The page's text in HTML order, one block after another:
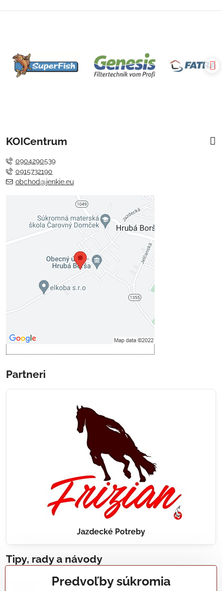
KOICentrum
0904290539
0915732190
obchod@jenkie.eu
Externý obsah je blokovaný
Voľbami súkromia
Prajete si načítať externý obsah?
Povoliť tentokrát
Povoliť a zapamätať - súhlas s
Partneri
Jazdecké Potreby
Tipy, rady a návody
Realizácie záhradných jazierok, bazénov, fontán,
Predvoľby súkromia